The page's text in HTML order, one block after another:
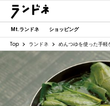
Mt.ランドネ ショッピング
Top ランドネ めんつゆを使った手